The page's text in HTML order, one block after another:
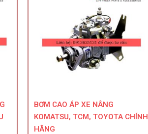
BƠM CAO ÁP XE NÂNG
KOMATSU, TCM, TOYOTA CHÍNH
HÃNG